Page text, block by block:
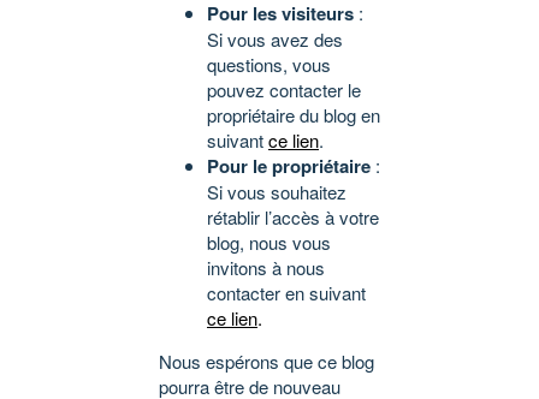
Pour les visiteurs :
Si vous avez des
questions, vous
pouvez contacter le
propriétaire du blog en
suivantce lien.
Pour le propriétaire :
Si vous souhaitez
rétablir l’accès à votre
blog, nous vous
invitons à nous
contacter en suivant
ce lien.
Nous espérons que ce blog
pourra être de nouveau